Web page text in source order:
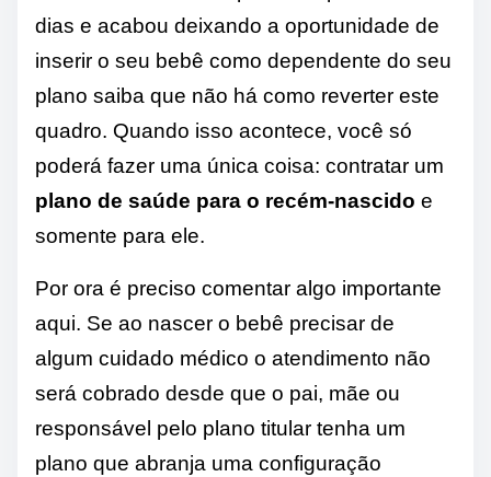
dias e acabou deixando a oportunidade de
inserir o seu bebê como dependente do seu
plano saiba que não há como reverter este
quadro. Quando isso acontece, você só
poderá fazer uma única coisa: contratar um
plano de saúde para o recém-nascido e
somente para ele.
Por ora é preciso comentar algo importante
aqui. Se ao nascer o bebê precisar de
algum cuidado médico o atendimento não
será cobrado desde que o pai, mãe ou
responsável pelo plano titular tenha um
plano que abranja uma configuração